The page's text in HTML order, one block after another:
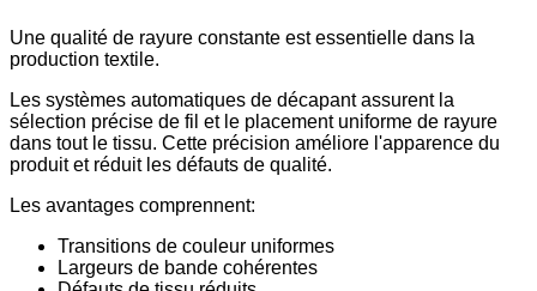
Une qualité de rayure constante est essentielle dans la
production textile.
Les systèmes automatiques de décapant assurent la
sélection précise de fil et le placement uniforme de rayure
dans tout le tissu. Cette précision améliore l'apparence du
produit et réduit les défauts de qualité.
Les avantages comprennent:
Transitions de couleur uniformes
Largeurs de bande cohérentes